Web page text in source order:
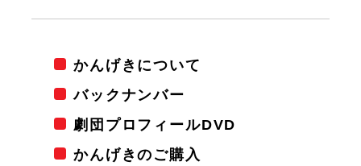
かんげきについて
バックナンバー
劇団プロフィールDVD
かんげきのご購入